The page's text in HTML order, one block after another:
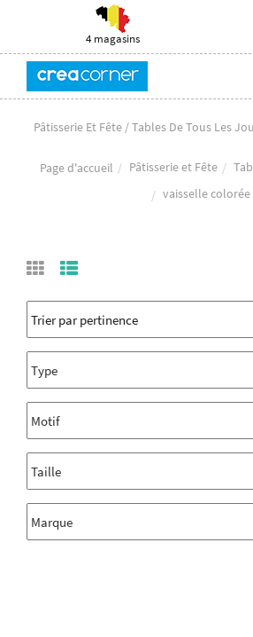
4 magasins
Pâtisserie Et Fête / Tables De Tous Les
Page d'accueil Pâtisserie et Fête
vaisselle colorée